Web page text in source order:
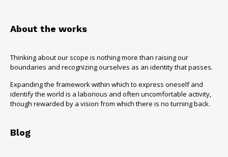
About the works
Thinking about our scope is nothing more than raising our
boundaries and recognizing ourselves as an identity that passes.
Expanding the framework within which to express oneself and
identify the world is a laborious and often uncomfortable activity,
though rewarded by a vision from which there is no turning back.
Blog